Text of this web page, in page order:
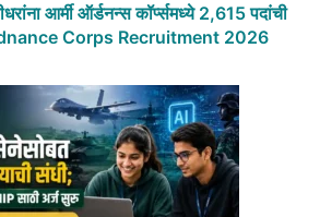
आर्मी ऑर्डनन्स कॉर्प्समध्ये 2,615 पदांची
Corps Recruitment 2026